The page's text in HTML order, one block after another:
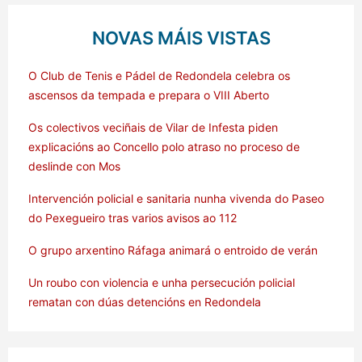
NOVAS MÁIS VISTAS
O Club de Tenis e Pádel de Redondela celebra os
ascensos da tempada e prepara o VIII Aberto
Os colectivos veciñais de Vilar de Infesta piden
explicacións ao Concello polo atraso no proceso de
deslinde con Mos
Intervención policial e sanitaria nunha vivenda do Paseo
do Pexegueiro tras varios avisos ao 112
O grupo arxentino Ráfaga animará o entroido de verán
Un roubo con violencia e unha persecución policial
rematan con dúas detencións en Redondela